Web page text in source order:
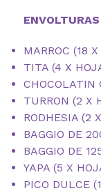
MARROC (18
TITA (4 X
CHOCOLATIN
TURRON (2 X
RODHESIA (2
BAGGIO DE
BAGGIO DE
YAPA (5 X
PICO DULCE